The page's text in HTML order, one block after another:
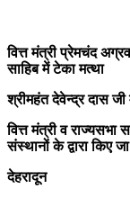
वित्त मंत्री प्रेमचंद
साहिब में टेका मत्था
श्रीमहंत देवेन्द्र दास जी
वित्त मंत्री व
संस्थानों के द्वारा किए
देहरादून